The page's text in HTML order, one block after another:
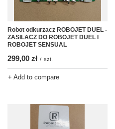
Robot odkurzacz ROBOJET DUEL -
ZASILACZ DO ROBOJET DUEL I
ROBOJET SENSUAL
299,00 zł / szt.
+ Add to compare